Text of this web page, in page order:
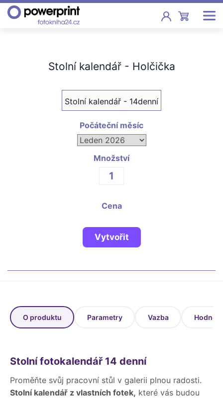
Pevná vazba, sešity, poukazy
Fotokalendáře
Nástěnné, stolní i roční
Tisk fotografií od 2,90 Kč
Stolní kalendář - Holčička
Stolní kalendář - 14denní
Počáteční měsíc
Množství
Cena
Vytvořit
O produktu Parametry Vazba
Stolní fotokalendář 14 denní
Proměňte svůj pracovní stůl v galerii plnou radosti.
Stolní kalendář z vlastních fotek, které vás budou